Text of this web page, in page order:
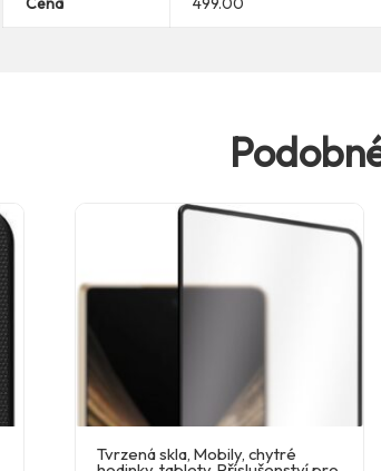
Tvrzená skla, Mobily, chytré